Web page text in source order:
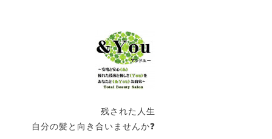
残された人生
自分の髪と向き合いませんか❓